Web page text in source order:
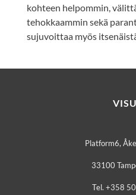
kohteen helpommin,
tehokkaammin sekä
sujuvoittaa myös
Platform6,
33100
Tel. +358